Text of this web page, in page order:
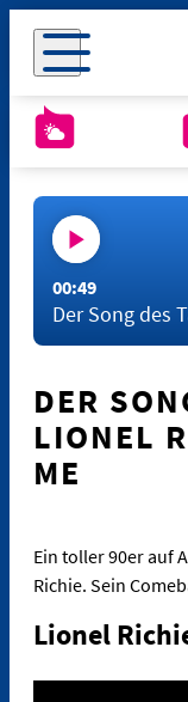
00:49
Der Song des
DER
LIONEL
ME
Ein toller 90er auf
Richie. Sein
Lionel